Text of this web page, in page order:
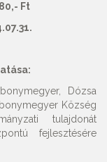
Ft
Dózsa
Község
tulajdonát
fejlesztésére